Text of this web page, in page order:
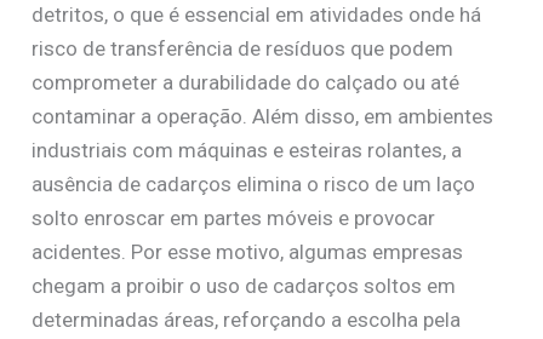
detritos, o que é essencial em atividades onde há
risco de transferência de resíduos que podem
comprometer a durabilidade do calçado ou até
contaminar a operação. Além disso, em ambientes
industriais com máquinas e esteiras rolantes, a
ausência de cadarços elimina o risco de um laço
solto enroscar em partes móveis e provocar
acidentes. Por esse motivo, algumas empresas
chegam a proibir o uso de cadarços soltos em
determinadas áreas, reforçando a escolha pela